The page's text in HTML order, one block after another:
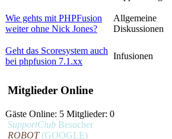
Wie gehts mit PHPFusion
weiter ohne Nick Jones?
Allgemeine
Diskussionen
Geht das Scoresystem auch
bei phpfusion 7.1.xx
Infusionen
Mitglieder Online
Gäste Online: 5 Mitglieder: 0
SupportClub Besucher
ROBOT(GOOGLE)